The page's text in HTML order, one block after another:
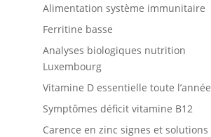
Alimentation système immunitaire
Ferritine basse
Analyses biologiques nutrition
Luxembourg
Vitamine D essentielle toute l’année
Symptômes déficit vitamine B12
Carence en zinc signes et solutions